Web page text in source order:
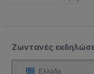
Ζωντανές
Ελλάδα